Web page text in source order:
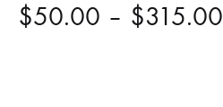
$50.00 – $315.00